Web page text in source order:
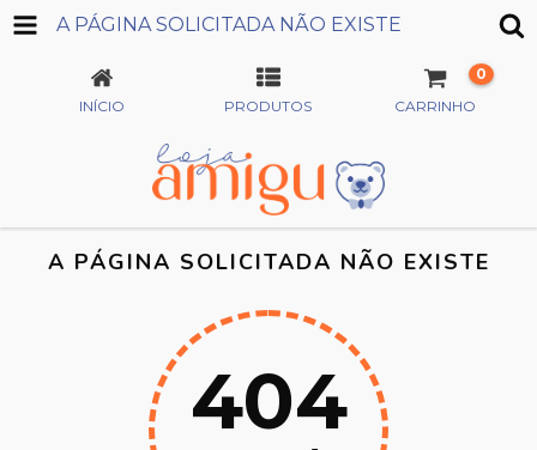
A PÁGINA SOLICITADA NÃO EXISTE
INÍCIO PRODUTOS CARRINHO
0
A PÁGINA SOLICITADA NÃO EXISTE
404